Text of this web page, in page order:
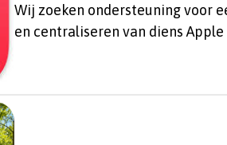
Wij zoeken ondersteuning voor
en centraliseren van diens